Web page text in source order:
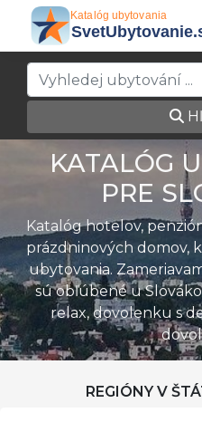
KATALÓG
PRE
Katalóg hotelov,
prázdninových domov,
ubytovania.
sú obľúbené u
relax, dovolenku s
REGIÓNY V